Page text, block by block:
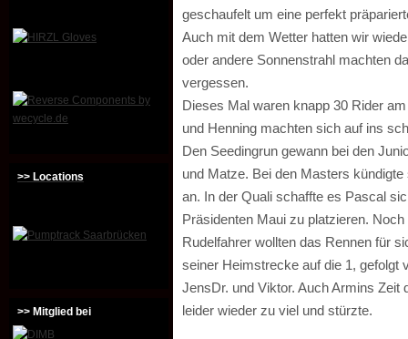
>> Locations
>> Mitglied bei
geschaufelt um eine perfekt
Auch mit dem Wetter hatten wir
oder andere Sonnenstrahl machten
vergessen.
Dieses Mal waren knapp 30 Rider
und Henning machten sich auf ins
Den Seedingrun gewann bei den
und Matze. Bei den Masters
an. In der Quali schaffte es Pascal
Präsidenten Maui zu platzieren.
Rudelfahrer wollten das Rennen für
seiner Heimstrecke auf die 1, gefolgt
JensDr. und Viktor. Auch Armins Zeit
leider wieder zu viel und stürzte.